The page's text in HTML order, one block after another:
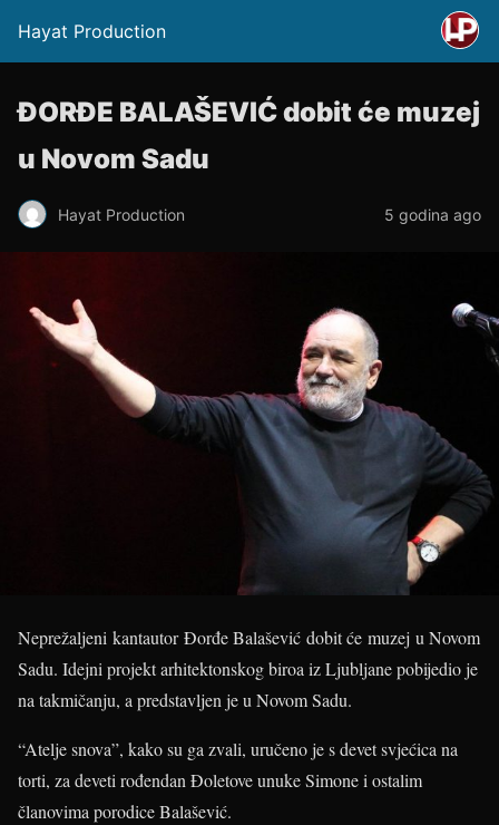
Hayat Production
ĐORĐE BALAŠEVIĆ dobit će muzej
u Novom Sadu
Hayat Production 5 godina ago
Neprežaljeni kantautor Đorđe Balašević dobit će muzej u Novom
Sadu. Idejni projekt arhitektonskog biroa iz Ljubljane pobijedio je
na takmičanju, a predstavljen je u Novom Sadu.
“Atelje snova”, kako su ga zvali, uručeno je s devet svjećica na
torti, za deveti rođendan Đoletove unuke Simone i ostalim
članovima porodice Balašević.